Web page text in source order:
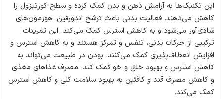
این تکنیک‌ها به آرامش ذهن و بدن کمک کرده و سطح کورتیزول را
کاهش می‌دهند. فعالیت بدنی باعث ترشح اندورفین، هورمون‌های
شادی‌آور می‌شود و به کاهش استرس کمک می‌کند. این تمرینات
ترکیبی از حرکات بدنی، تنفس و تمرکز هستند و به کاهش استرس و
افزایش انعطاف‌پذیری کمک می‌کنند. بودن در طبیعت می‌تواند به
کاهش استرس و بهبود خلق و خو کمک کند. مصرف غذاهای مغذی
و کاهش مصرف قند و کافئین به بهبود سلامت کلی و کاهش استرس
کمک می‌کند.